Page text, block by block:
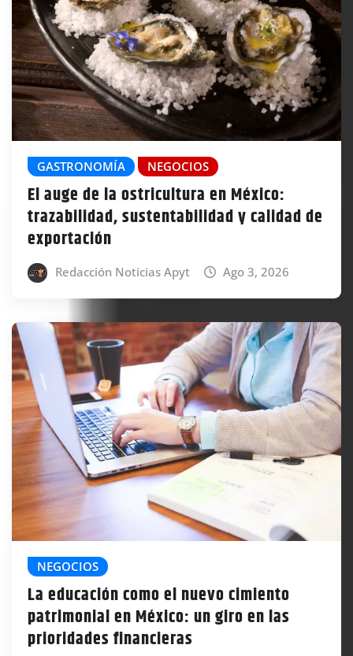
GASTRONOMÍA NEGOCIOS
El auge de la ostricultura en México:
trazabilidad, sustentabilidad y calidad de
exportación
Redacción Noticias Apyt Ago 3, 2026
NEGOCIOS
La educación como el nuevo cimiento
patrimonial en México: un giro en las
prioridades financieras